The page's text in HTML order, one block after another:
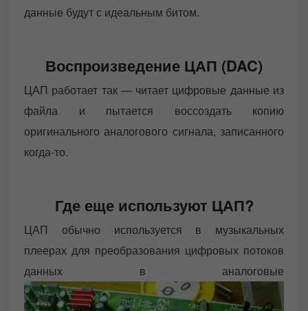
данные будут с идеальным битом.
Воспроизведение ЦАП (DAC)
ЦАП работает так — читает цифровые данные из
файла и пытается воссоздать копию
оригинального аналогового сигнала, записанного
когда-то.
Где еще используют ЦАП?
ЦАП обычно используется в музыкальных
плеерах для преобразования цифровых потоков
данных в аналоговые